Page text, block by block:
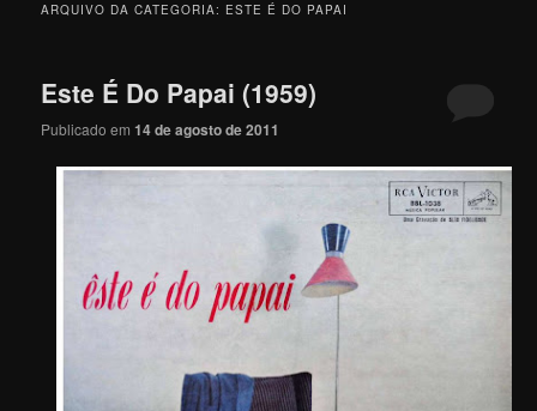
ARQUIVO DA CATEGORIA: ESTE É DO PAPAI
Este É Do Papai (1959)
Publicado em14 de agosto de 2011